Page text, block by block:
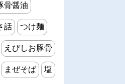
骨醤油
話 つけ麺
えびしお豚骨
まぜそば 塩